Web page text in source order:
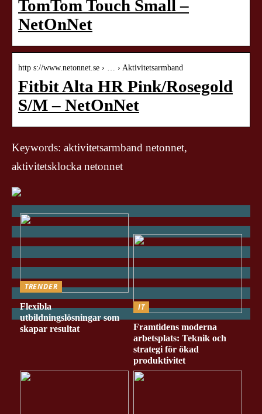
TomTom Touch Small –
NetOnNet
http s://www.netonnet.se › … › Aktivitetsarmband
Fitbit Alta HR Pink/Rosegold
S/M – NetOnNet
Keywords: aktivitetsarmband netonnet,
aktivitetsklocka netonnet
TRENDER
Flexibla
utbildningslösningar som
skapar resultat
IT
Framtidens moderna
arbetsplats: Teknik och
strategi för ökad
produktivitet